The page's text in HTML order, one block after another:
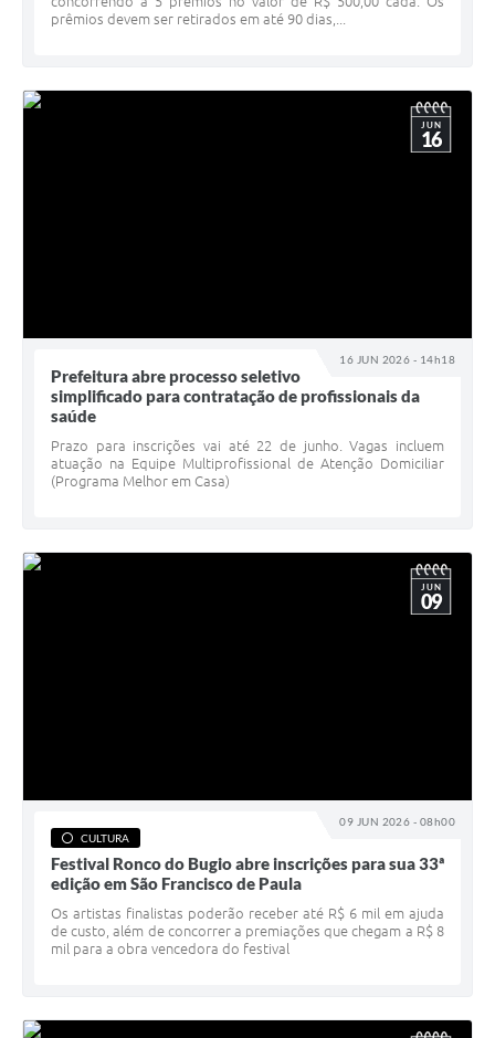
prêmios devem ser retirados em até 90 dias,...
16 JUN 2026 - 14h18
JUN
16
Prefeitura abre processo seletivo
simplificado para contratação de profissionais da
saúde
Prazo para inscrições vai até 22 de junho. Vagas incluem
atuação na Equipe Multiprofissional de Atenção Domiciliar
(Programa Melhor em Casa)
09 JUN 2026 - 08h00
JUN
09
CULTURA
Festival Ronco do Bugio abre inscrições para sua 33ª
edição em São Francisco de Paula
Os artistas finalistas poderão receber até R$ 6 mil em ajuda
de custo, além de concorrer a premiações que chegam a R$ 8
mil para a obra vencedora do festival